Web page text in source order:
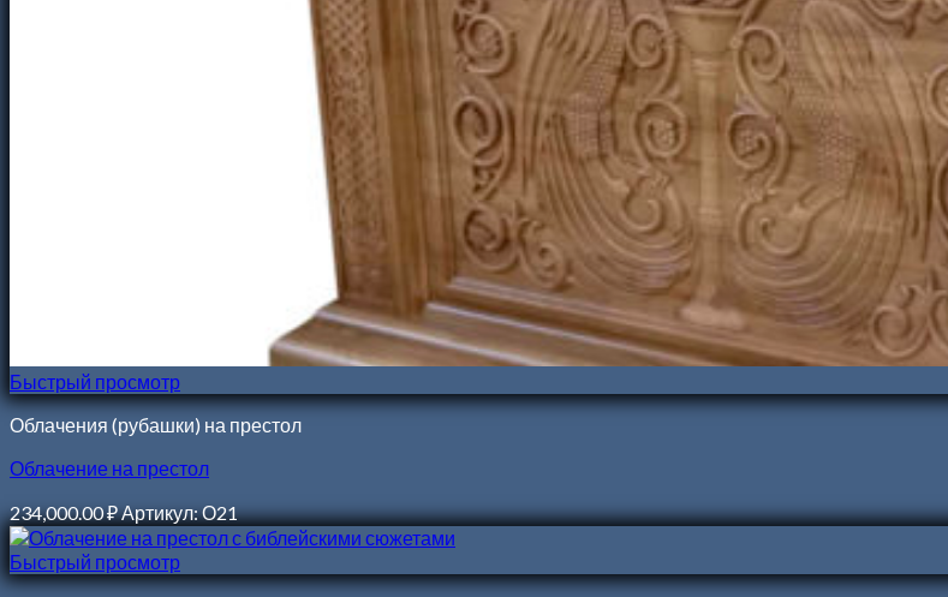
Быстрый просмотр
Облачения (рубашки) на престол
Облачение на престол
234,000.00₽Артикул: О21
Быстрый просмотр